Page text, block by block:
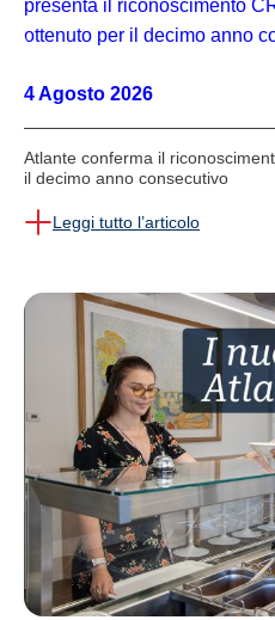
4 Agosto 2026
Atlante conferma il
il decimo anno consecutivo
Leggi tutto l’articolo